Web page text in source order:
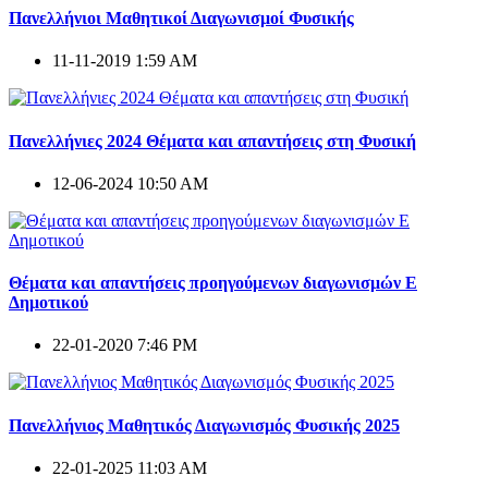
Πανελλήνιοι Μαθητικοί Διαγωνισμοί Φυσικής
11-11-2019 1:59 AM
Πανελλήνιες 2024 Θέματα και απαντήσεις στη Φυσική
12-06-2024 10:50 AM
Θέματα και απαντήσεις προηγούμενων διαγωνισμών E
Δημοτικού
22-01-2020 7:46 PM
Πανελλήνιος Μαθητικός Διαγωνισμός Φυσικής 2025
22-01-2025 11:03 AM